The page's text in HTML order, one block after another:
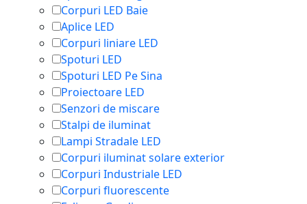
Corpuri LED Baie
Aplice LED
Corpuri liniare LED
Spoturi LED
Spoturi LED Pe Sina
Proiectoare LED
Senzori de miscare
Stalpi de iluminat
Lampi Stradale LED
Corpuri iluminat solare exterior
Corpuri Industriale LED
Corpuri fluorescente